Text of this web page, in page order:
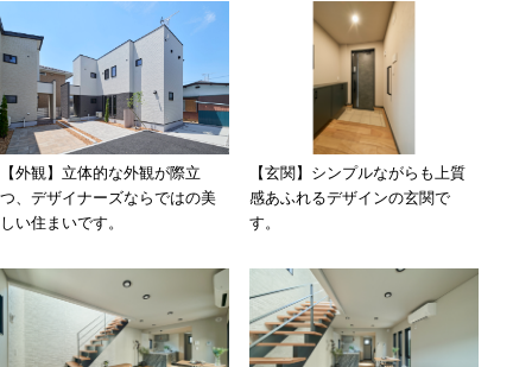
インフォメーション
Q&A
採用
オーナー専用ページ
プライバシーポリシー
サイトマップ
【外観】立体的な外観が際立
つ、デザイナーズならではの美
しい住まいです。
【玄関】シンプルながらも上質
感あふれるデザインの玄関で
す。